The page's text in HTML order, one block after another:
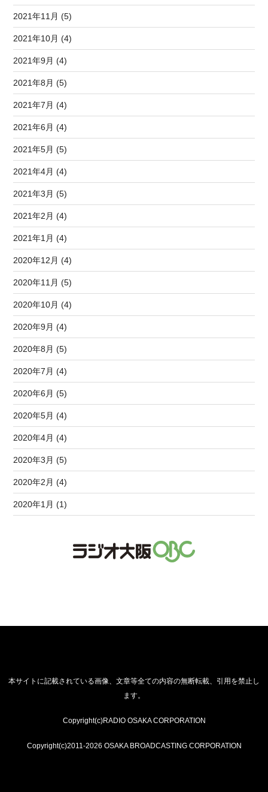
2021年11月 (5)
2021年10月 (4)
2021年9月 (4)
2021年8月 (5)
2021年7月 (4)
2021年6月 (4)
2021年5月 (5)
2021年4月 (4)
2021年3月 (5)
2021年2月 (4)
2021年1月 (4)
2020年12月 (4)
2020年11月 (5)
2020年10月 (4)
2020年9月 (4)
2020年8月 (5)
2020年7月 (4)
2020年6月 (5)
2020年5月 (4)
2020年4月 (4)
2020年3月 (5)
2020年2月 (4)
2020年1月 (1)
本サイトに記載されている画像、文章等全ての内容の無断転載、引用を禁止し
ます。
Copyright(c)RADIO OSAKA CORPORATION
Copyright(c)2011-2026 OSAKA BROADCASTING CORPORATION